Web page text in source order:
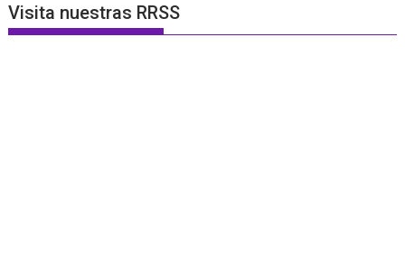
Visita nuestras RRSS